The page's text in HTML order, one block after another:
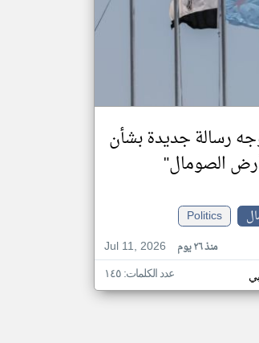
رسالة جديدة بشأن
الصومال"
Politics
Jul 11, 2026
منذ ٢٦ يوم
عدد الكلمات: ١٤٥